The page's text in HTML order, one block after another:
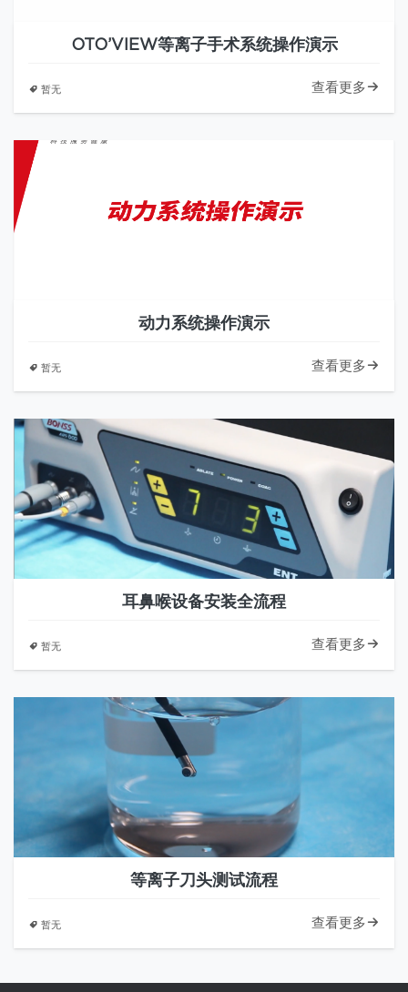
OTO’VIEW等离子手术系统操作演示
暂无 查看更多
动力系统操作演示
暂无 查看更多
耳鼻喉设备安装全流程
暂无 查看更多
等离子刀头测试流程
暂无 查看更多